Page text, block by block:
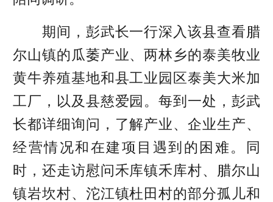
期间，彭武长一行深入该县查看腊
尔山镇的瓜萎产业、两林乡的泰美牧业
黄牛养殖基地和县工业园区泰美大米加
工厂，以及县慈爱园。每到一处，彭武
长都详细询问，了解产业、企业生产、
经营情况和在建项目遇到的困难。同
时，还走访慰问禾库镇禾库村、腊尔山
镇岩坎村、沱江镇杜田村的部分孤儿和